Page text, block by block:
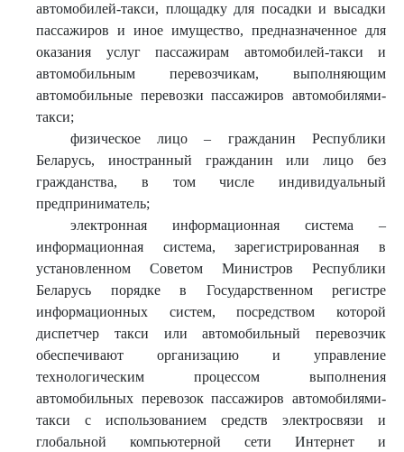
автомобилей-такси, площадку для посадки и высадки
пассажиров и иное имущество, предназначенное для
оказания услуг пассажирам автомобилей-такси и
автомобильным перевозчикам, выполняющим
автомобильные перевозки пассажиров автомобилями-
такси;
физическое лицо – гражданин Республики
Беларусь, иностранный гражданин или лицо без
гражданства, в том числе индивидуальный
предприниматель;
электронная информационная система –
информационная система, зарегистрированная в
установленном Советом Министров Республики
Беларусь порядке в Государственном регистре
информационных систем, посредством которой
диспетчер такси или автомобильный перевозчик
обеспечивают организацию и управление
технологическим процессом выполнения
автомобильных перевозок пассажиров автомобилями-
такси с использованием средств электросвязи и
глобальной компьютерной сети Интернет и